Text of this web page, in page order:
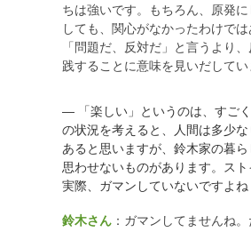
ちは強いです。もちろん、原発
しても、関心がなかったわけでは
「問題だ、反対だ」と言うより
践することに意味を見いだしてい
― 「楽しい」というのは、すご
の状況を考えると、人間は多少
あると思いますが、鈴木家の暮
思わせないものがあります。スト
実際、ガマンしていないですよね
鈴木さん ：ガマンしてませんね